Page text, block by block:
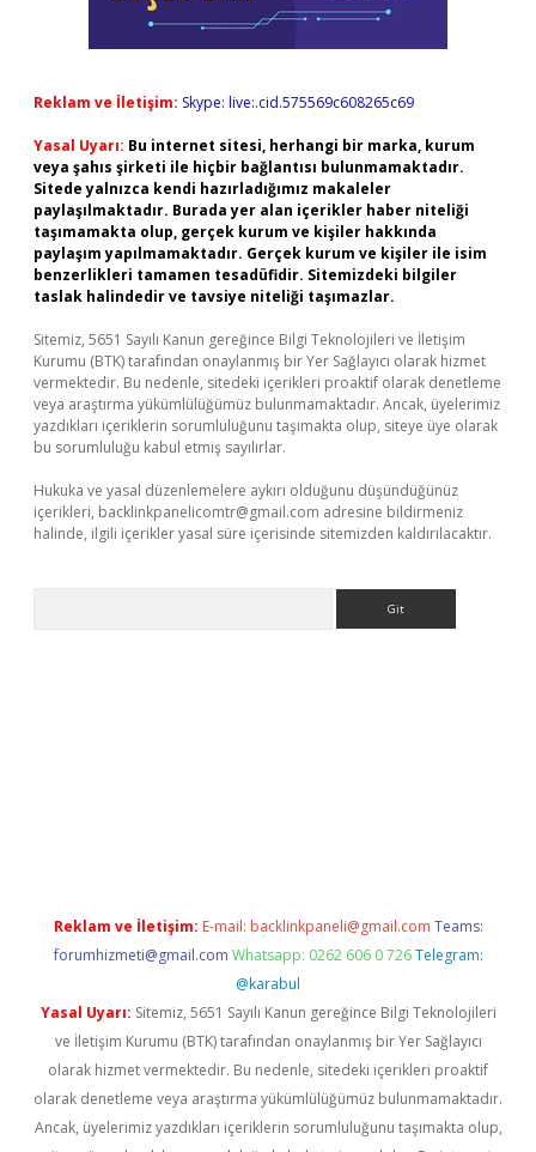
Reklam ve İletişim: Skype: live:.cid.575569c608265c69
Yasal Uyarı: Bu internet sitesi, herhangi bir marka, kurum
veya şahıs şirketi ile hiçbir bağlantısı bulunmamaktadır.
Sitede yalnızca kendi hazırladığımız makaleler
paylaşılmaktadır. Burada yer alan içerikler haber niteliği
taşımamakta olup, gerçek kurum ve kişiler hakkında
paylaşım yapılmamaktadır. Gerçek kurum ve kişiler ile isim
benzerlikleri tamamen tesadüfidir. Sitemizdeki bilgiler
taslak halindedir ve tavsiye niteliği taşımazlar.
Sitemiz, 5651 Sayılı Kanun gereğince Bilgi Teknolojileri ve İletişim
Kurumu (BTK) tarafından onaylanmış bir Yer Sağlayıcı olarak hizmet
vermektedir. Bu nedenle, sitedeki içerikleri proaktif olarak denetleme
veya araştırma yükümlülüğümüz bulunmamaktadır. Ancak, üyelerimiz
yazdıkları içeriklerin sorumluluğunu taşımakta olup, siteye üye olarak
bu sorumluluğu kabul etmiş sayılırlar.
Hukuka ve yasal düzenlemelere aykırı olduğunu düşündüğünüz
içerikleri, backlinkpanelicomtr@gmail.com adresine bildirmeniz
halinde, ilgili içerikler yasal süre içerisinde sitemizden kaldırılacaktır.
Reklam ve İletişim: E-mail: backlinkpaneli@gmail.com Teams:
forumhizmeti@gmail.com Whatsapp: 0262 606 0 726 Telegram:
@karabul
Yasal Uyarı: Sitemiz, 5651 Sayılı Kanun gereğince Bilgi Teknolojileri
ve İletişim Kurumu (BTK) tarafından onaylanmış bir Yer Sağlayıcı
olarak hizmet vermektedir. Bu nedenle, sitedeki içerikleri proaktif
olarak denetleme veya araştırma yükümlülüğümüz bulunmamaktadır.
Ancak, üyelerimiz yazdıkları içeriklerin sorumluluğunu taşımakta olup,